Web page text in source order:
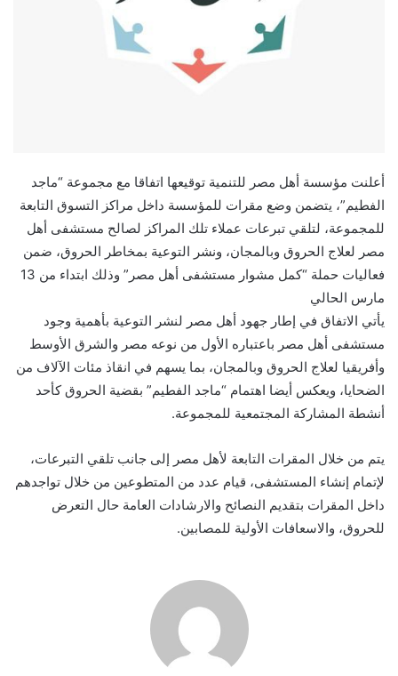
أعلنت مؤسسة أهل مصر للتنمية توقيعها اتفاقا مع مجموعة “ماجد
الفطيم”، يتضمن وضع مقرات للمؤسسة داخل مراكز التسوق التابعة
للمجموعة، لتلقي تبرعات عملاء تلك المراكز لصالح مستشفى أهل
مصر لعلاج الحروق وبالمجان، ونشر التوعية بمخاطر الحروق، ضمن
فعاليات حملة “كمل مشوار مستشفى أهل مصر” وذلك ابتداء من 13
مارس الحالي
يأتي الاتفاق في إطار جهود أهل مصر لنشر التوعية بأهمية وجود
مستشفى أهل مصر باعتباره الأول من نوعه مصر والشرق الأوسط
وأفريقيا لعلاج الحروق وبالمجان، بما يسهم في انقاذ مئات الآلاف من
الضحايا، ويعكس أيضا اهتمام “ماجد الفطيم” بقضية الحروق كأحد
أنشطة المشاركة المجتمعية للمجموعة.
يتم من خلال المقرات التابعة لأهل مصر إلى جانب تلقي التبرعات،
لإتمام إنشاء المستشفى، قيام عدد من المتطوعين من خلال تواجدهم
داخل المقرات بتقديم النصائح والارشادات العامة حال التعرض
للحروق، والاسعافات الأولية للمصابين.